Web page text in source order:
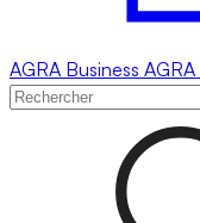
AGRA Business AGRA